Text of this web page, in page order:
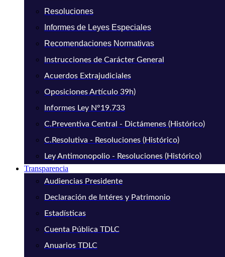
Resoluciones
Informes de Leyes Especiales
Recomendaciones Normativas
Instrucciones de Carácter General
Acuerdos Extrajudiciales
Oposiciones Artículo 39h)
Informes Ley N°19.733
C.Preventiva Central - Dictámenes (Histórico)
C.Resolutiva - Resoluciones (Histórico)
Ley Antimonopolio - Resoluciones (Histórico)
Transparencia
Audiencias Presidente
Declaración de Intéres y Patrimonio
Estadísticas
Cuenta Pública TDLC
Anuarios TDLC